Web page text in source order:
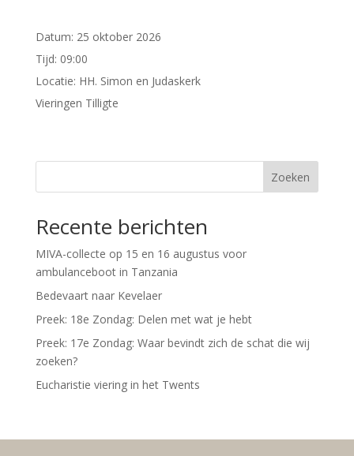
Datum: 25 oktober 2026
Tijd: 09:00
Locatie: HH. Simon en Judaskerk
Vieringen Tilligte
Zoeken
Recente berichten
MIVA-collecte op 15 en 16 augustus voor
ambulanceboot in Tanzania
Bedevaart naar Kevelaer
Preek: 18e Zondag: Delen met wat je hebt
Preek: 17e Zondag: Waar bevindt zich de schat die wij
zoeken?
Eucharistie viering in het Twents